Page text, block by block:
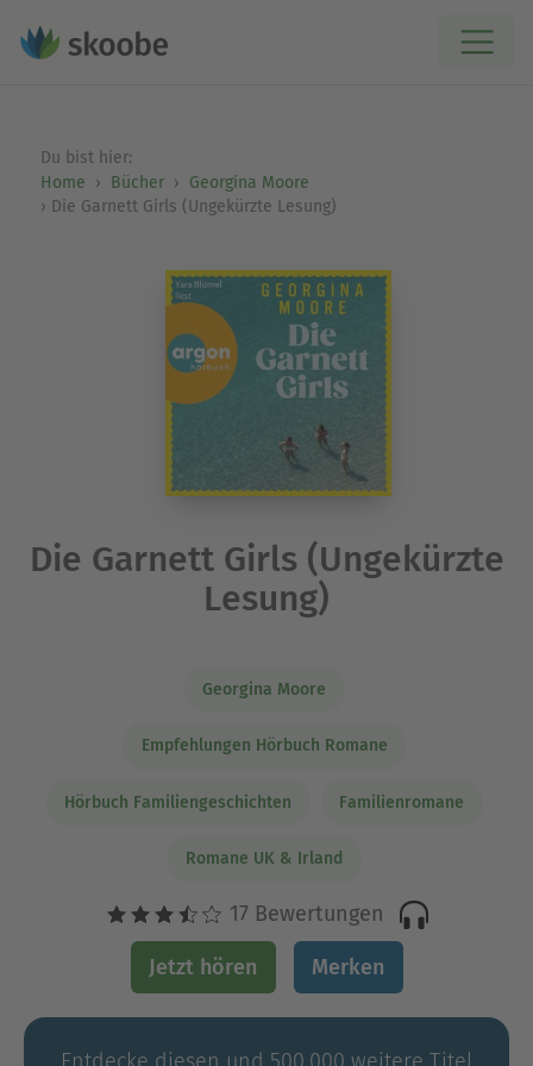
Du bist hier:
Home
Bücher
Georgina Moore
Die Garnett Girls (Ungekürzte Lesung)
Die Garnett Girls (Ungekürzte
Lesung)
Georgina Moore
Empfehlungen Hörbuch Romane
Hörbuch Familiengeschichten Familienromane
Romane UK & Irland
17 Bewertungen
Jetzt hören Merken